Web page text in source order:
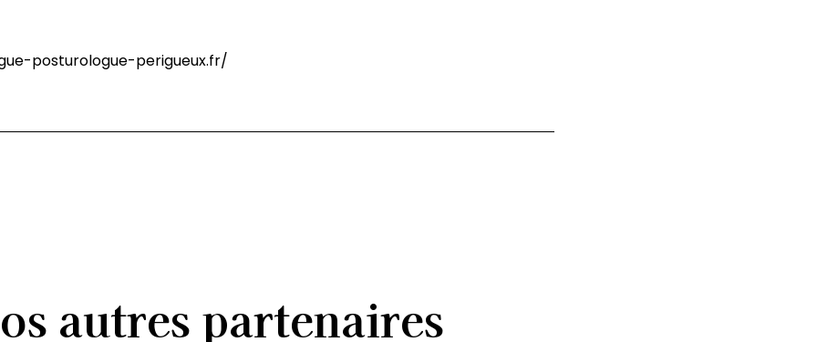
posturologue-perigueux.fr/
autres partenaires